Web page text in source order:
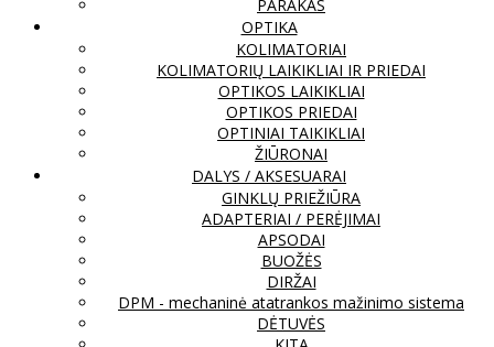
PARAKAS
OPTIKA
KOLIMATORIAI
KOLIMATORIŲ LAIKIKLIAI IR PRIEDAI
OPTIKOS LAIKIKLIAI
OPTIKOS PRIEDAI
OPTINIAI TAIKIKLIAI
ŽIŪRONAI
DALYS / AKSESUARAI
GINKLŲ PRIEŽIŪRA
ADAPTERIAI / PERĖJIMAI
APSODAI
BUOŽĖS
DIRŽAI
DPM - mechaninė atatrankos mažinimo sistema
DĖTUVĖS